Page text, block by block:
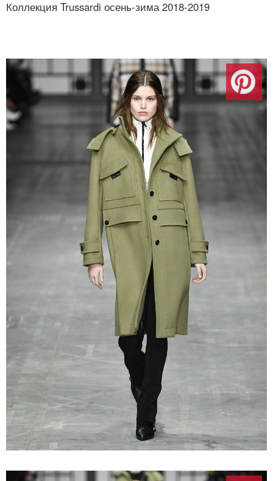
Коллекция Trussardi осень-зима 2018-2019